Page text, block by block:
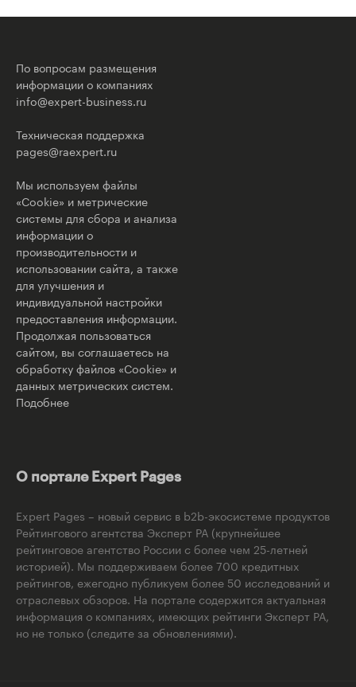
По вопросам размещения
информации о компаниях
info@expert-business.ru
Техническая поддержка
pages@raexpert.ru
Мы используем файлы
«Cookie» и метрические
системы для сбора и анализа
информации о
производительности и
использовании сайта, а также
для улучшения и
индивидуальной настройки
предоставления информации.
Продолжая пользоваться
сайтом, вы соглашаетесь на
обработку файлов «Cookie» и
данных метрических систем.
Подобнее
О портале Expert Pages
Expert Pages – новый сервис в b2b-экосистеме продуктов
Рейтингового агентства Эксперт РА (крупнейшее
рейтинговое агентство России с более чем 25-летней
историей). Мы поддерживаем более 700 кредитных
рейтингов, ежегодно публикуем более 50 исследований и
отраслевых обзоров. На портале содержится актуальная
информация о компаниях, имеющих рейтинги Эксперт РА,
но не только (следите за обновлениями).